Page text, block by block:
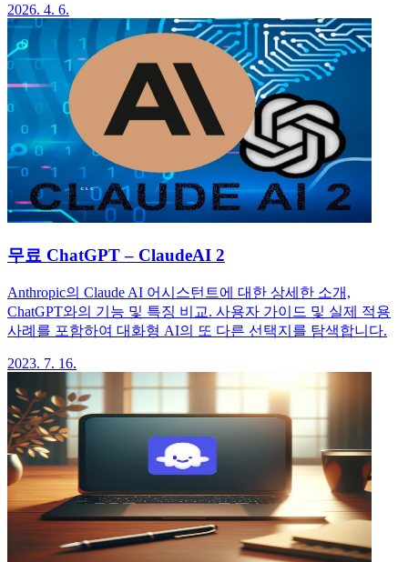
2026. 4. 6.
무료 ChatGPT – ClaudeAI 2
Anthropic의 Claude AI 어시스턴트에 대한 상세한 소개,
ChatGPT와의 기능 및 특징 비교. 사용자 가이드 및 실제 적용
사례를 포함하여 대화형 AI의 또 다른 선택지를 탐색합니다.
2023. 7. 16.